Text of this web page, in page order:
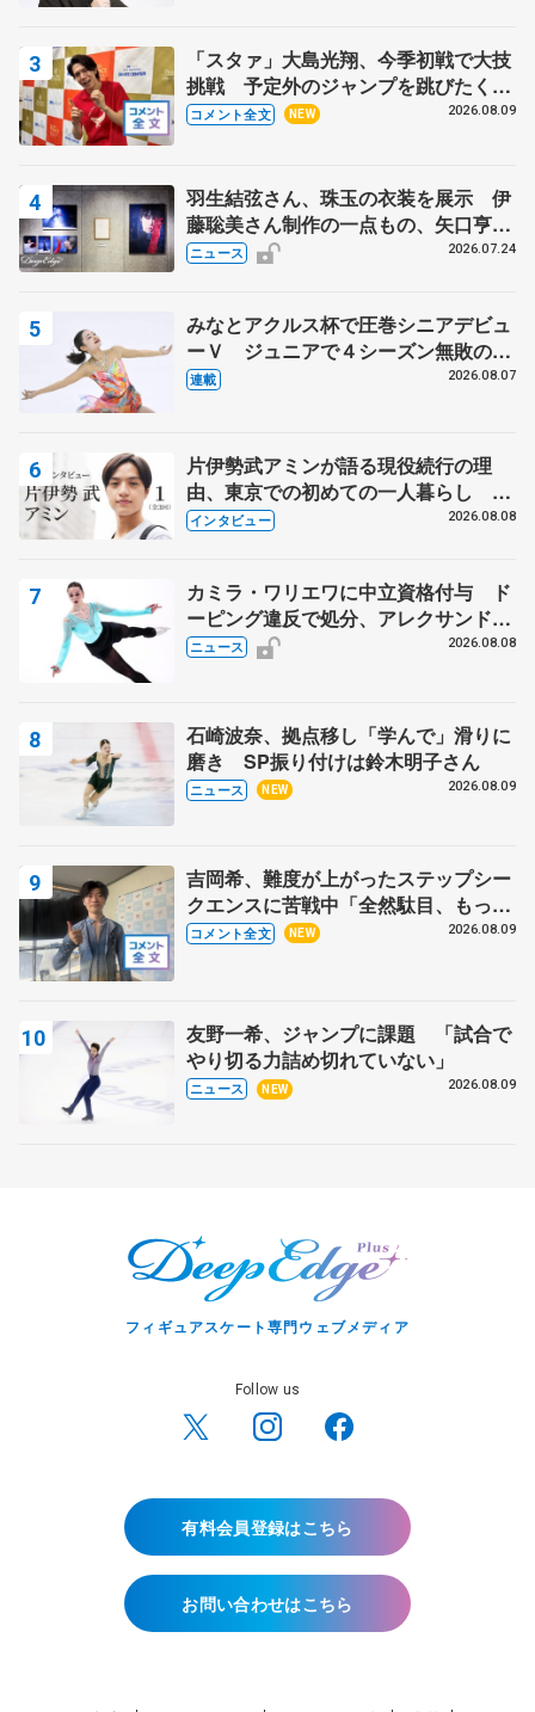
「スタァ」大島光翔、今季初戦で大技
挑戦 予定外のジャンプを跳びたくな
った理由とは… 【関東サマートロフ
コメント全文 NEW 2026.08.09
羽生結弦さん、珠玉の衣装を展示 伊
藤聡美さん制作の一点もの、矢口亨さ
んが撮影
ニュース 2026.07.24
みなとアクルス杯で圧巻シニアデビュ
ーＶ ジュニアで４シーズン無敗の島
田麻央
連載 2026.08.07
片伊勢武アミンが語る現役続行の理
由、東京での初めての一人暮らし 注
目スケーターの「今」に迫る
インタビュー 2026.08.08
カミラ・ワリエワに中立資格付与 ド
ーピング違反で処分、アレクサンド
ラ・イグナトワも
ニュース 2026.08.08
石崎波奈、拠点移し「学んで」滑りに
磨き SP振り付けは鈴木明子さん
ニュース NEW 2026.08.09
吉岡希、難度が上がったステップシー
クエンスに苦戦中「全然駄目、もっと
いいエッジで踏めるようにしたいな」
コメント全文 NEW 2026.08.09
友野一希、ジャンプに課題 「試合で
やり切る力詰め切れていない」
ニュース NEW 2026.08.09
フィギュアスケート専門ウェブメディア
Follow us
有料会員登録はこちら
お問い合わせはこちら